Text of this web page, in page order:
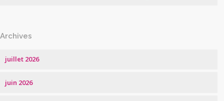
Archives
juillet 2026
juin 2026